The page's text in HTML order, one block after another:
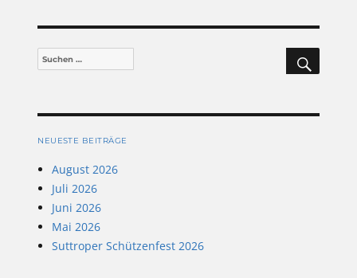
Suchen
SUCHEN
NEUESTE BEITRÄGE
August 2026
Juli 2026
Juni 2026
Mai 2026
Suttroper Schützenfest 2026